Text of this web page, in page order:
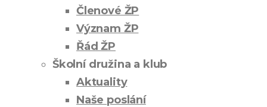
Členové ŽP
Význam ŽP
Řád ŽP
Školní družina a klub
Aktuality
Naše poslání